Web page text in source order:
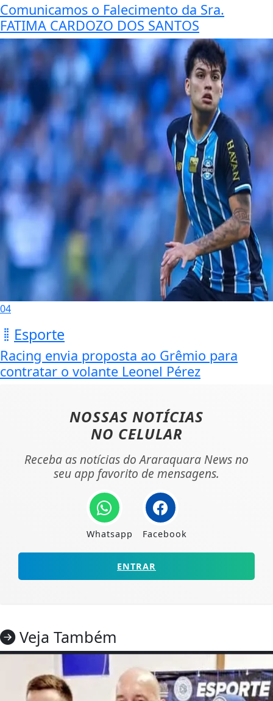
Comunicamos o Falecimento da Sra.
FATIMA CARDOZO DOS SANTOS
04
Esporte
Racing envia proposta ao Grêmio para
contratar o volante Leonel Pérez
NOSSAS NOTÍCIAS
NO CELULAR
Receba as notícias do Araraquara News no
seu app favorito de mensagens.
Whatsapp Facebook
ENTRAR
Veja Também